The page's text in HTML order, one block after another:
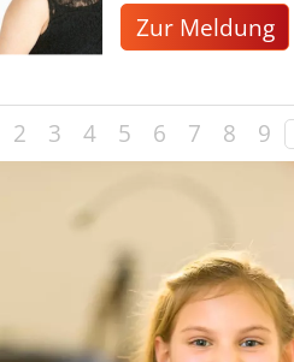
Zur Meldung
2 3 4 5 6 7 8 9